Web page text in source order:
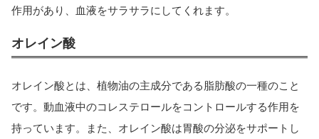
作用があり、血液をサラサラにしてくれます。
オレイン酸
オレイン酸とは、植物油の主成分である脂肪酸の一種のこと
です。動血液中のコレステロールをコントロールする作用を
持っています。また、オレイン酸は胃酸の分泌をサポートし